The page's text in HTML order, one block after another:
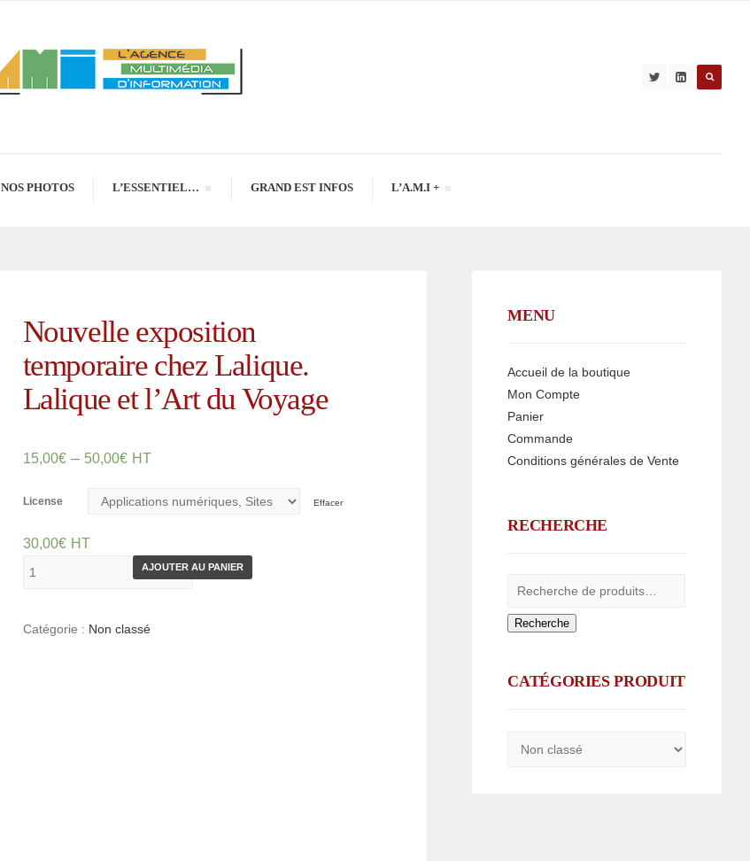
NOS PHOTOS L’ESSENTIEL… GRAND EST INFOS L’A.M.I +
Nouvelle exposition
temporaire chez Lalique.
Lalique et l’Art du Voyage
15,00€– 50,00€ HT
License Effacer
30,00€ HT
AJOUTER AU PANIER
Catégorie : Non classé
MENU
Accueil de la boutique
Mon Compte
Panier
Commande
Conditions générales de Vente
RECHERCHE
Recherche
CATÉGORIES PRODUIT